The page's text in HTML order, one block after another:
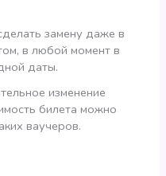
замену даже в
в любой момент в
даты.
изменение
билета можно
ваучеров.